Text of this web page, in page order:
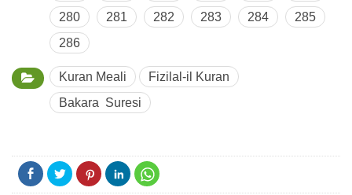
280
281 282 283 284
285
286
Kuran Meali
Fizilal-il Kuran
Bakara Suresi